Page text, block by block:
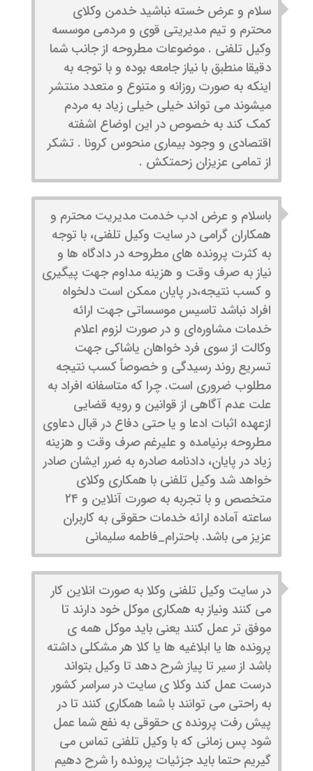
سلام و عرض خسته نباشید خدمن وکلای
محترم و تیم مدیریتی قوی و مردمی موسسه
وکیل تلفنی . موضوعات مطروحه از جانب شما
دقیقا منطبق با نیاز جامعه بوده و با توجه به
اینکه به صورت روزانه و متنوع و متعدد منتشر
میشوند می تواند خیلی خیلی زیاد به مردم
کمک کند به خصوص در این اوضاع اشفته
اقتصادی و وجود بیماری منحوس کرونا . تشکر
از تمامی عزیزان زحمتکش .
باسلام و عرض ادب خدمت مدیریت محترم و
همکاران گرامی در سایت وکیل تلفنی، با توجه
به کثرت پرونده های مطروحه در دادگاه ها و
نیاز به صرف وقت و هزینه مداوم جهت پیگیری
و کسب نتیجه،در پایان ممکن است دلخواه
افراد نباشد تاسیس موسساتی جهت ارائه
خدمات مشاوره‌ای و در صورت لزوم اعلام
وکالت از سوی فرد خواهان یاشاکی جهت
تسریع روند رسیدگی و خصوصاً کسب نتیجه
مطلوب ضروری است. چرا که متاسفانه افراد به
علت عدم آگاهی از قوانین و رویه قضایی
ازعهده اثبات ادعا و یا حتی دفاع در قبال دعاوی
مطروحه برنیامده و علیرغم صرف وقت و هزینه
زیاد در پایان، دادنامه صادره به ضرر ایشان صادر
خواهد شد وکیل تلفنی با همکاری وکلای
متخصص و با تجربه به صورت آنلاین و ۲۴
ساعته آماده ارائه خدمات حقوقی به کاربران
عزیز می باشد. باحترام_فاطمه سلیمانی
در سایت وکیل تلفنی وکلا به صورت انلاین کار
می کنند ونیاز به همکاری موکل خود دارند تا
موفق تر عمل کنند یعنی باید موکل همه ی
پرونده ها یا ابلاغیه ها یا کلا هر مشکلی داشته
باشد از سیر تا پیاز شرح دهد تا وکیل بتواند
درست عمل کند وکلا ی سایت در سراسر کشور
به راحتی می توانند با شما همکاری کنند تا در
پیش رفت پرونده ی حقوقی به نفع شما عمل
شود پس زمانی که با وکیل تلفنی تماس می
گیریم حتما باید جزئیات پرونده را شرح دهیم